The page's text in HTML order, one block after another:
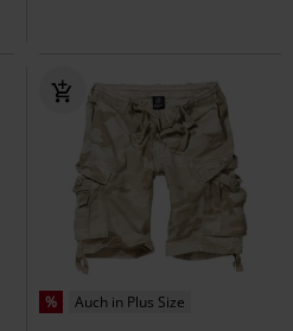
% Auch in Plus Size